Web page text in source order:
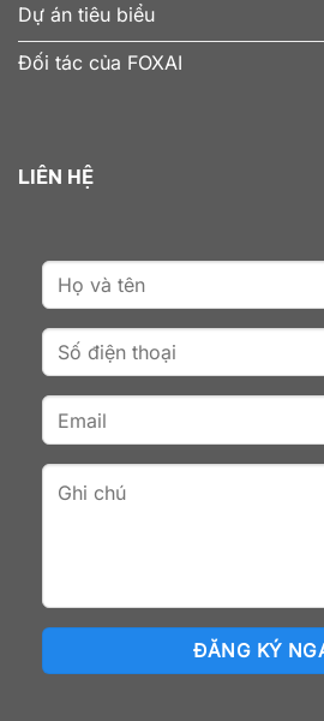
Dự án tiêu biểu
Đối tác của FOXAI
LIÊN HỆ